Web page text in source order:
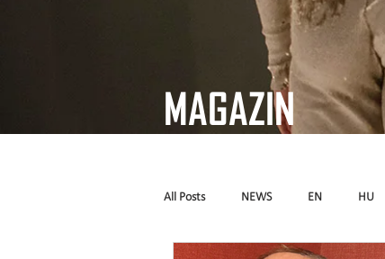
MAGAZIN
All Posts NEWS EN HU